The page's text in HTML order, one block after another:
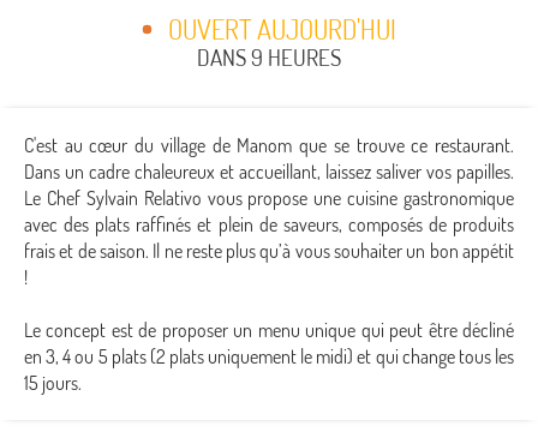
OUVERT AUJOURD'HUI
DANS 9 HEURES
C'est au cœur du village de Manom que se trouve ce restaurant.
Dans un cadre chaleureux et accueillant, laissez saliver vos papilles.
Le Chef Sylvain Relativo vous propose une cuisine gastronomique
avec des plats raffinés et plein de saveurs, composés de produits
frais et de saison. Il ne reste plus qu’à vous souhaiter un bon appétit
!
Le concept est de proposer un menu unique qui peut être décliné
en 3, 4 ou 5 plats (2 plats uniquement le midi) et qui change tous les
15 jours.